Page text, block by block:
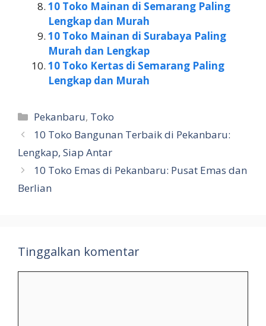
10 Toko Mainan di Semarang Paling
Lengkap dan Murah
10 Toko Mainan di Surabaya Paling
Murah dan Lengkap
10 Toko Kertas di Semarang Paling
Lengkap dan Murah
Kategori
Pekanbaru, Toko
10 Toko Bangunan Terbaik di Pekanbaru:
Lengkap, Siap Antar
10 Toko Emas di Pekanbaru: Pusat Emas dan
Berlian
Tinggalkan komentar